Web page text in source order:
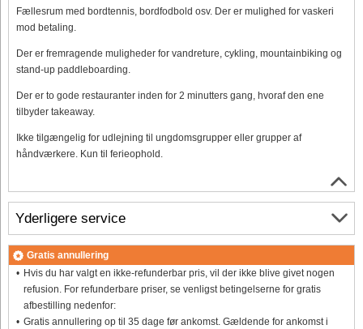
Fællesrum med bordtennis, bordfodbold osv. Der er mulighed for vaskeri
mod betaling.
Der er fremragende muligheder for vandreture, cykling, mountainbiking og
stand-up paddleboarding.
Der er to gode restauranter inden for 2 minutters gang, hvoraf den ene
tilbyder takeaway.
Ikke tilgængelig for udlejning til ungdomsgrupper eller grupper af
håndværkere. Kun til ferieophold.
Yderligere service
Gratis annullering
Hvis du har valgt en ikke-refunderbar pris, vil der ikke blive givet nogen
refusion. For refunderbare priser, se venligst betingelserne for gratis
afbestilling nedenfor:
Gratis annullering op til 35 dage før ankomst. Gældende for ankomst i